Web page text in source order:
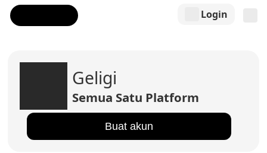
Login
Geligi
Semua Satu Platform
Buat akun